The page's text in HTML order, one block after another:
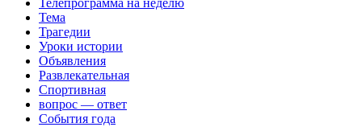
Телепрограмма на неделю
Тема
Трагедии
Уроки истории
Объявления
Развлекательная
Спортивная
вопрос — ответ
События года